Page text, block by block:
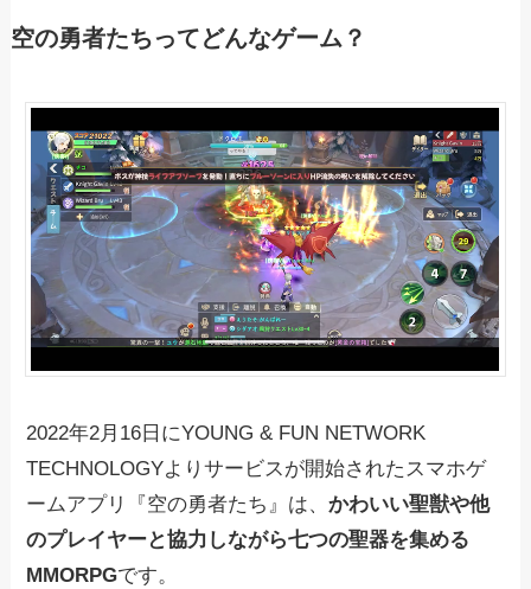
空の勇者たちってどんなゲーム？
2022年2月16日にYOUNG & FUN NETWORK
TECHNOLOGYよりサービスが開始されたスマホゲ
ームアプリ『空の勇者たち』は、かわいい聖獣や他
のプレイヤーと協力しながら七つの聖器を集める
MMORPGです。